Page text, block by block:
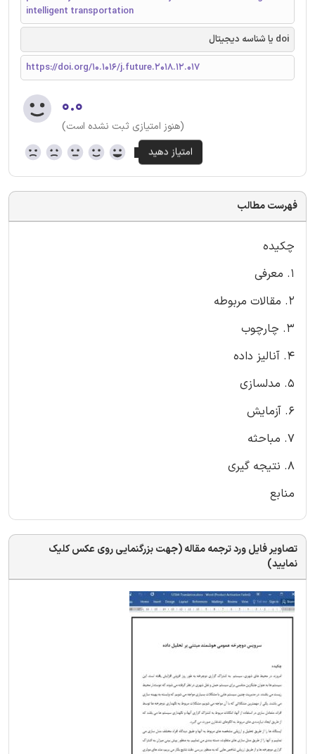
intelligent transportation
doi یا شناسه دیجیتال
https://doi.org/10.1016/j.future.2018.12.017
۰.۰
(هنوز امتیازی ثبت نشده است)
فهرست مطالب
چکیده
1. معرفی
2. مقالات مربوطه
3. چارچوب
4. آنالیز داده
5. مدلسازی
6. آزمایش
7. مباحثه
8. نتیجه گیری
منابع
تصاویر فایل ورد ترجمه مقاله (جهت بزرگنمایی روی عکس کلیک
نمایید)